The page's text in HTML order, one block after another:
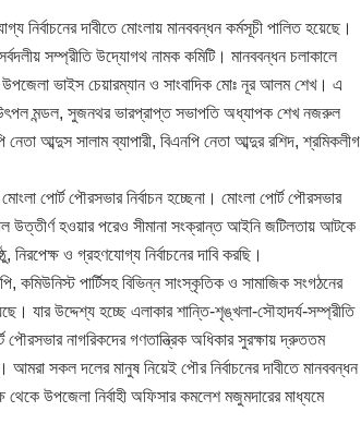
দাবীতে মোংলায় মানববন্ধন কর্মসূচী পালিত হয়েছে।
সম্প্রীতি উদ্যোগথ নামক কমিটি। মানববন্ধন চলাকালে
ভাইস চেয়ারম্যান ও সাংবাদিক মোঃ নূর আলম শেখ। এ
মন্ডল, সুজনথর ভারপ্রাপ্ত সভাপতি অধ্যাপক শেখ নজরুল
আব্দুস সালাম ব্যাপারী, বিএনপি নেতা আব্দুর রশিদ, শ্রমিকলীগ
পোর্ট পৌরসভার নির্বাচন হচ্ছেনা। মোংলা পোর্ট পৌরসভার
উত্তীর্ণ হওয়ার পরেও সীমানা সংক্রান্ত আইনি জটিলতায় আটকে
ও গ্রহণযোগ্য নির্বাচনের দাবি করছি।
পার্টিসহ বিভিন্ন সাংস্কৃতিক ও সামাজিক সংগঠনের
যার উদ্দেশ্য হচ্ছে এলাকার শান্তি-শৃঙ্খলা-সৌহাদর্য-সম্প্রীতি
নাগরিকদের গণতান্ত্রিক অধিকার সুরক্ষায় দ্রুততম
সকল দলের মানুষ নিয়েই পৌর নির্বাচনের দাবীতে মানববন্ধন
উপজেলা নির্বাহী অফিসার কমলেশ মজুমদারের মাধ্যমে